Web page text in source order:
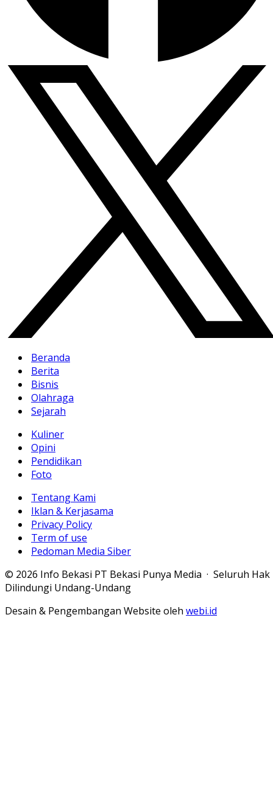
Beranda
Berita
Bisnis
Olahraga
Sejarah
Kuliner
Opini
Pendidikan
Foto
Tentang Kami
Iklan & Kerjasama
Privacy Policy
Term of use
Pedoman Media Siber
© 2026 Info Bekasi PT Bekasi Punya Media · Seluruh Hak
Dilindungi Undang-Undang
Desain & Pengembangan Website oleh webi.id